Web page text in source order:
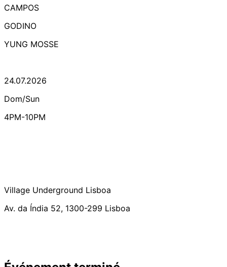
CAMPOS
GODINO
YUNG MOSSE
24.07.2026
Dom/Sun
4PM-10PM
Village Underground Lisboa
Av. da Índia 52, 1300-299 Lisboa